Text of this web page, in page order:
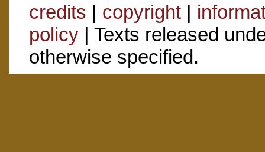
credits | copyright|
policy| Texts released
otherwise specified.